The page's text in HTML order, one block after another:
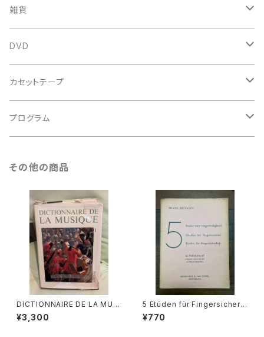
新古本
中古本
中古本
スコア
鍵盤用
古楽以外
スコア
古楽関係
古楽以外
雑貨
トートバッグ
バロック
ルネサンス
DVD
古楽
古楽以外
カセットテープ
古楽
プログラム
古楽以外
その他の商品
DICTIONNAIRE DE LA MUSI
QUE Ⅰ :les mens et leurs
œuvres『音楽辞典：人物とその
¥3,300
5 Etüden für Fingersicherh
eit ALTBLOCKFLÖTE【著者：
FRANS BRÜGGEN】出版社：B
¥770